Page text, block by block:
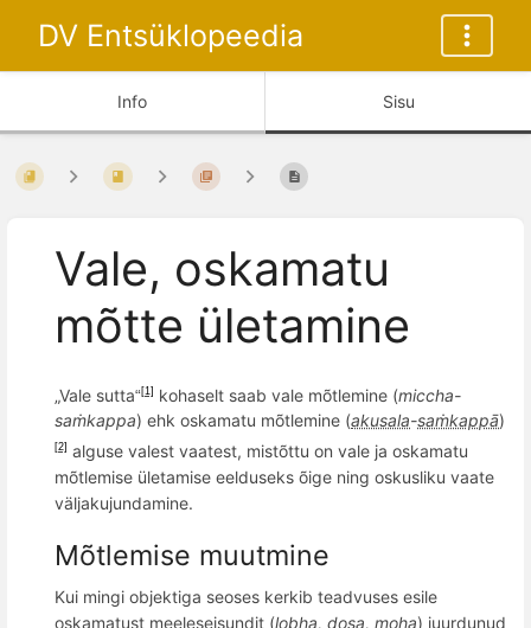
DV Entsüklopeedia
Info Sisu
Vale, oskamatu
mõtte ületamine
„Vale sutta“ [1] kohaselt saab vale mõtlemine (miccha-
saṁkappa) ehk oskamatu mõtlemine (akusala-saṁkappā)
[2] alguse valest vaatest, mistõttu on vale ja oskamatu
mõtlemise ületamise eelduseks õige ning oskusliku vaate
väljakujundamine.
Mõtlemise muutmine
Kui mingi objektiga seoses kerkib teadvuses esile
oskamatust meeleseisundit (lobha, dosa, moha) juurdunud